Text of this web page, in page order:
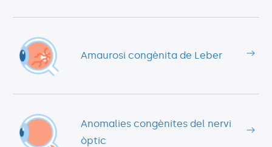
Amaurosi congènita de Leber
Anomalies congènites del nervi
òptic